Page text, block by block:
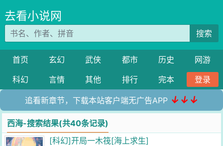
去看小说网
搜索
首页 玄幻 武侠 都市 历史
网游
科幻
言情 其他 排行 完本 登录
追看新章节，下载本站客户端无广告APP ↓↓↓
西海-搜索结果(共40条记录)
[科幻]开局一木筏[海上求生]